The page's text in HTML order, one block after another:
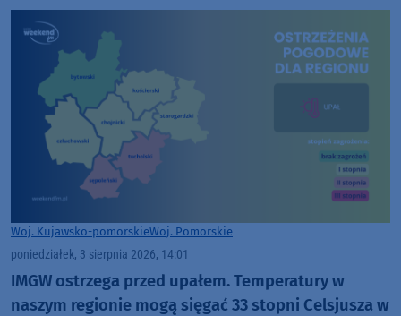
Woj. Kujawsko-pomorskieWoj. Pomorskie
poniedziałek, 3 sierpnia 2026, 14:01
IMGW ostrzega przed upałem. Temperatury w
naszym regionie mogą sięgać 33 stopni Celsjusza w